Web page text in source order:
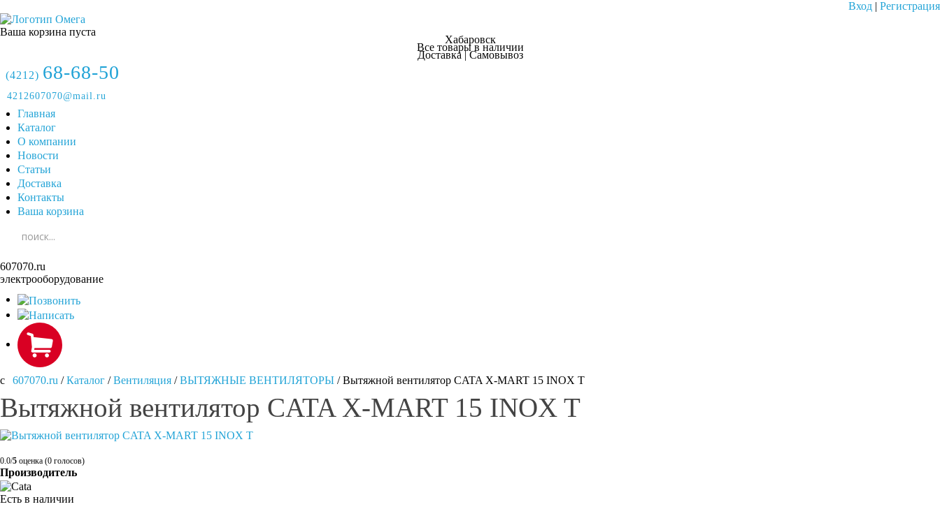
Вход | Регистрация
Ваша корзина пуста
Хабаровск
Все товары в наличии
Доставка | Самовывоз
(4212) 68-68-50
4212607070@mail.ru
Главная
Каталог
О компании
Новости
Статьи
Доставка
Контакты
Ваша корзина
607070.ru
электрооборудование
607070.ru /Каталог /Вентиляция /ВЫТЯЖНЫЕ ВЕНТИЛЯТОРЫ /Вытяжной вентилятор CATA X-MART 15 INOX T
Вытяжной вентилятор CATA X-MART 15 INOX T
0.0/5 оценка (0 голосов)
Производитель
Есть в наличии